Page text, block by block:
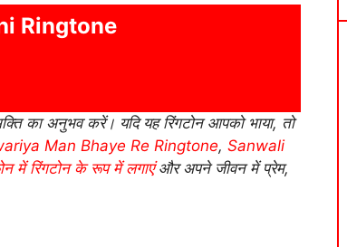
Ringtone
का अनुभव करें। यदि यह रिंगटोन आपको भाया, तो
Man Bhaye Re Ringtone, Sanwali
में रिंगटोन के रूप में लगाएंऔर अपने जीवन में प्रेम,